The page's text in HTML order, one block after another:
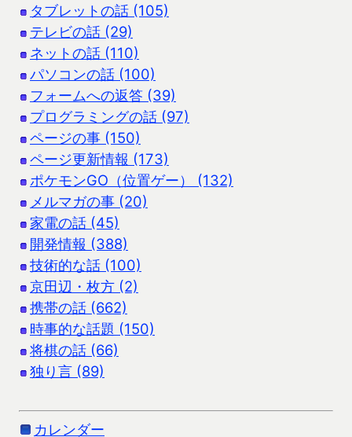
タブレットの話 (105)
テレビの話 (29)
ネットの話 (110)
パソコンの話 (100)
フォームへの返答 (39)
プログラミングの話 (97)
ページの事 (150)
ページ更新情報 (173)
ポケモンGO（位置ゲー） (132)
メルマガの事 (20)
家電の話 (45)
開発情報 (388)
技術的な話 (100)
京田辺・枚方 (2)
携帯の話 (662)
時事的な話題 (150)
将棋の話 (66)
独り言 (89)
カレンダー